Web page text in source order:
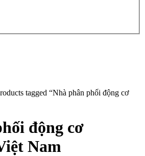
tagged “Nhà phân phối động cơ
động cơ
Nam